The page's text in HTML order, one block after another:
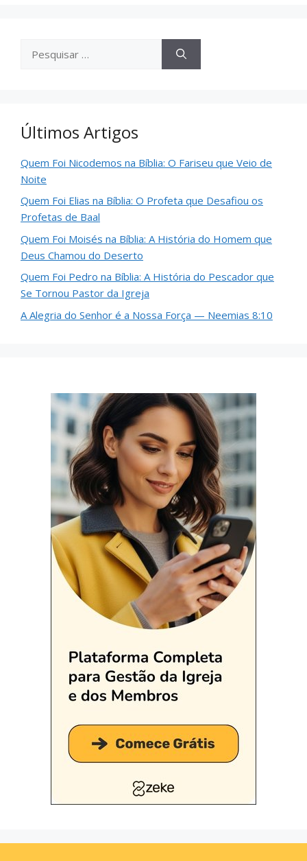
Últimos Artigos
Quem Foi Nicodemos na Bíblia: O Fariseu que Veio de
Noite
Quem Foi Elias na Bíblia: O Profeta que Desafiou os
Profetas de Baal
Quem Foi Moisés na Bíblia: A História do Homem que
Deus Chamou do Deserto
Quem Foi Pedro na Bíblia: A História do Pescador que
Se Tornou Pastor da Igreja
A Alegria do Senhor é a Nossa Força — Neemias 8:10